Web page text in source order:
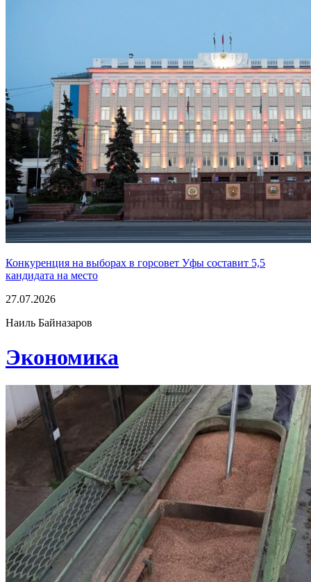
Конкуренция на выборах в горсовет Уфы составит 5,5
кандидата на место
27.07.2026
Наиль Байназаров
Экономика